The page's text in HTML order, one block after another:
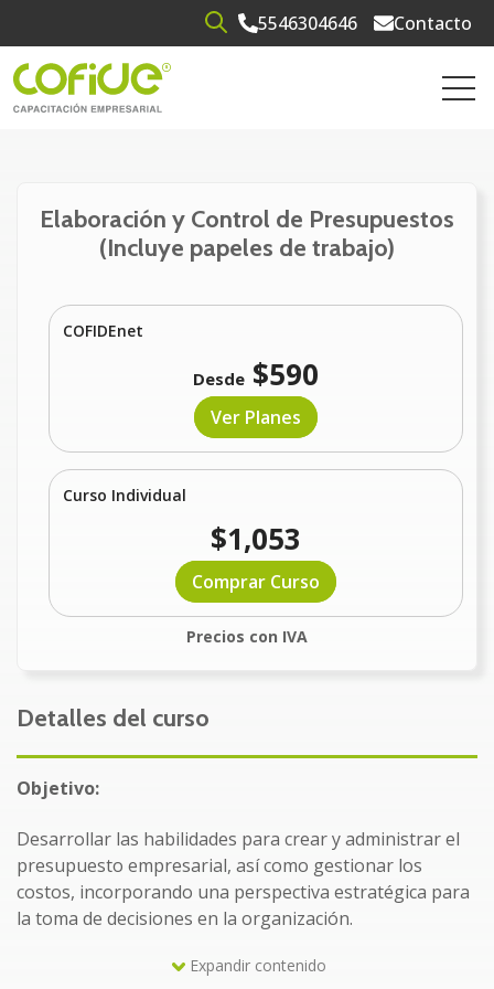
Open search5546304646 Contacto
Elaboración y Control de Presupuestos
(Incluye papeles de trabajo)
Curso Individual
$1,053
Comprar Curso
COFIDEnet
Desde$590
Ver Planes
Precios con IVA
Detalles del curso
Objetivo:
Desarrollar las habilidades para crear y administrar el
presupuesto empresarial, así como gestionar los
costos, incorporando una perspectiva estratégica para
la toma de decisiones en la organización.
Expandir contenido